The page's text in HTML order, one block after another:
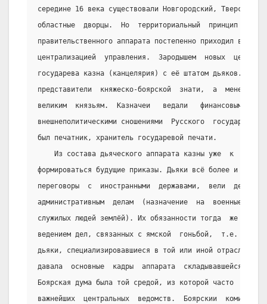
середине 16 века существовали Новгородский, Тверской,
областные  дворцы.  Но  территориальный  принцип
правительственного аппарата постепенно приходил в
централизацией  управления.  Зародышем  новых
государева казна (канцелярия) с её штатом дьяков.
представители  княжеско-боярской  знати,  а  менее
великим  князьям.  Казначеи   ведали   финансовыми
внешнеполитическими сношениями  Русского
был печатник, хранитель государевой печати.
Из состава дьяческого аппарата казны уже  к
формироваться будущие приказы. Дьяки всё более и
переговоры  с  иностранными  державами,  вели
административным  делам  (назначение  на  военные
служилых людей землёй). Их обязанности тогда  же
ведением дел, связанных с ямской  гоньбой,  т.е.
дьяки, специализировавшиеся в той или иной отрасли
давала  основные  кадры  аппарата  складывавшейся
Боярская дума была той средой, из которой часто
важнейших  центральных  ведомств.  Боярскии  комиссии